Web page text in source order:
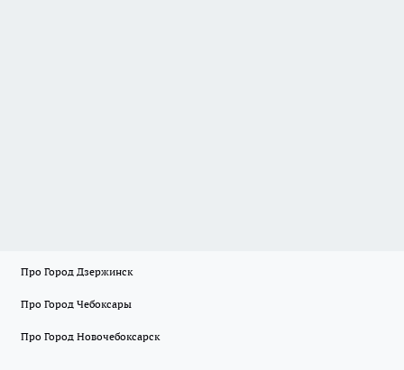
Про Город Дзержинск
Про Город Чебоксары
Про Город Новочебоксарск